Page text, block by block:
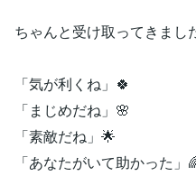
ちゃんと受け取ってきまし
「気が利くね」🍀
「まじめだね」🌸
「素敵だね」🌟
「あなたがいて助かった」